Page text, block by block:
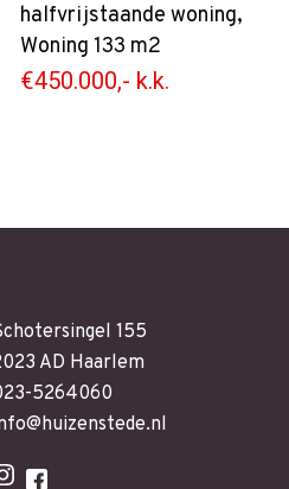
halfvrijstaande woning,
Woning 133 m2
€450.000,- k.k.
155
AD Haarlem
5264060